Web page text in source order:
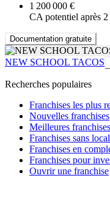
1 200 000 €
CA potentiel après 2
Documentation gratuite
NEW SCHOOL TACOS
Recherches populaires
Franchises les plus
Nouvelles franchises
Meilleures franchises
Franchises sans local
Franchises en
Franchises pour
Ouvrir une franchise